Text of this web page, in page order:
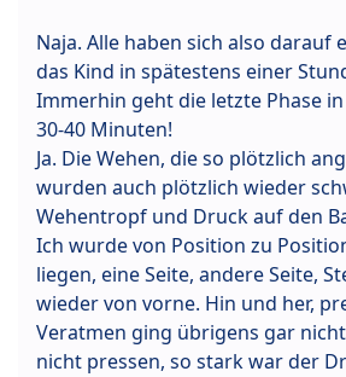
Naja. Alle haben sich also darauf
das Kind in spätestens einer
Immerhin geht die letzte Phase
30-40 Minuten!
Ja. Die Wehen, die so plötzlich
wurden auch plötzlich wieder
Wehentropf und Druck auf den
Ich wurde von Position zu
liegen, eine Seite, andere Seite,
wieder von vorne. Hin und her,
Veratmen ging übrigens gar
nicht pressen, so stark war der